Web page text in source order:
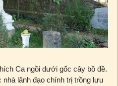
Ca ngồi dưới gốc cây bồ đề.
lãnh đạo chính trị trồng lưu